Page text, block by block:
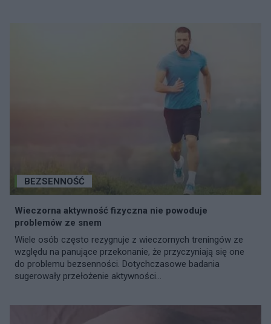
BEZSENNOŚĆ
Wieczorna aktywność fizyczna nie powoduje
problemów ze snem
Wiele osób często rezygnuje z wieczornych treningów ze
względu na panujące przekonanie, że przyczyniają się one
do problemu bezsenności. Dotychczasowe badania
sugerowały przełożenie aktywności...